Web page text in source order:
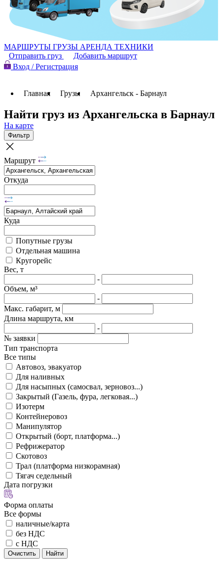
МАРШРУТЫ ГРУЗЫ АРЕНДА ТЕХНИКИ
Отправить груз
Добавить маршрут
Вход / Регистрация
Главная Грузы Архангельск - Барнаул
Найти груз из Архангельска в Барнаул
На карте
Фильтр
Маршрут
Откуда
Куда
Попутные грузы
Отдельная машина
Кругорейс
Вес, т
-
Объем, м³
-
Макс. габарит, м
Длина маршрута, км
-
№ заявки
Тип транспорта
Все типы
Автовоз, эвакуатор
Для наливных
Для насыпных (самосвал, зерновоз...)
Закрытый (Газель, фура, легковая...)
Изотерм
Контейнеровоз
Манипулятор
Открытый (борт, платформа...)
Рефрижератор
Скотовоз
Трал (платформа низкорамная)
Тягач седельный
Дата погрузки
Форма оплаты
Все формы
наличные/карта
без НДС
с НДС
Очистить Найти